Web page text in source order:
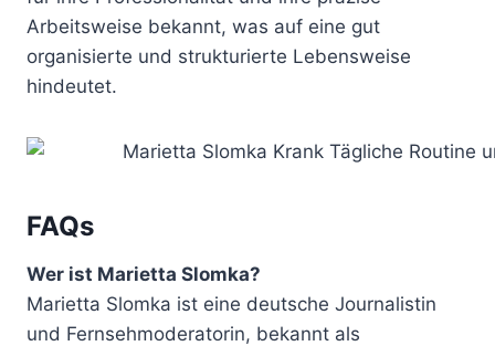
Arbeitsweise bekannt, was auf eine gut
organisierte und strukturierte Lebensweise
hindeutet.
FAQs
Wer ist Marietta Slomka?
Marietta Slomka ist eine deutsche Journalistin
und Fernsehmoderatorin, bekannt als